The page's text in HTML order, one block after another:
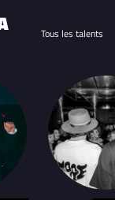
Tous les talents